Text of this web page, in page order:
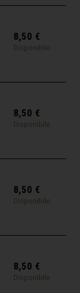
8,50 €
Disponibile
8,50 €
Disponibile
8,50 €
Disponibile
8,50 €
Disponibile